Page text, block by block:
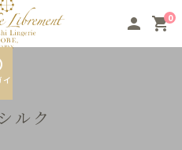
person 0
shopping_cart
イ
ルク